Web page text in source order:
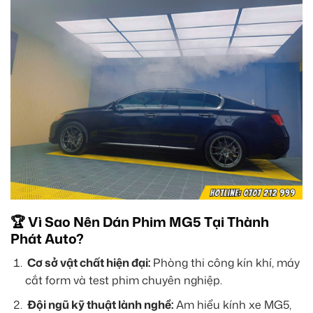
🏆 Vì Sao Nên Dán Phim MG5 Tại Thành
Phát Auto?
Cơ sở vật chất hiện đại:Phòng thi công kín khí, máy
cắt form và test phim chuyên nghiệp.
Đội ngũ kỹ thuật lành nghề:Am hiểu kính xe MG5,